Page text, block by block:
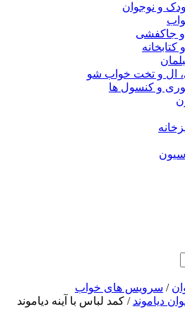
و نوجوان
جاکفشی
ال و تخت خواب شو
و کنسول ها
/ سرویس های خواب
دیاموند / کمد لباس با آینه دیاموند